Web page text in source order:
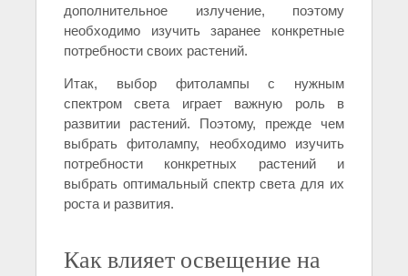
дополнительное излучение, поэтому
необходимо изучить заранее конкретные
потребности своих растений.
Итак, выбор фитолампы с нужным
спектром света играет важную роль в
развитии растений. Поэтому, прежде чем
выбрать фитолампу, необходимо изучить
потребности конкретных растений и
выбрать оптимальный спектр света для их
роста и развития.
Как влияет освещение на